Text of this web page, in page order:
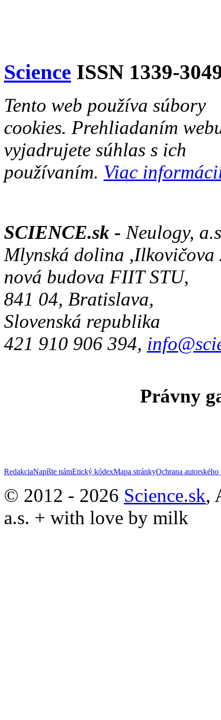
Science ISSN 1339-
Tento web používa súbory
cookies. Prehliadaním
vyjadrujete súhlas s ich
používaním. Viac
SCIENCE.sk - Neulogy,
Mlynská dolina ,Ilkovičova
nová budova FIIT STU,
841 04, Bratislava,
Slovenská republika
421 910 906 394,
Právny
RedakciaNapíšte námEtický kódexMapa stránkyOchrana autorského
© 2012 - 2026 Science.sk,
a.s. + with love by milk